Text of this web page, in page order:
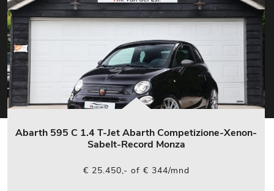
Abarth 595 C 1.4 T-Jet Abarth Competizione-Xenon-
Sabelt-Record Monza
€ 25.450,- of € 344/mnd